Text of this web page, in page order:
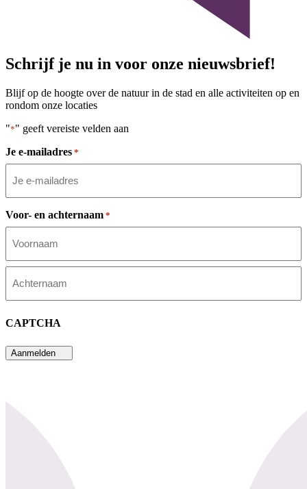
Schrijf je nu in voor onze nieuwsbrief!
Blijf op de hoogte over de natuur in de stad en alle activiteiten op en
rondom onze locaties
"*" geeft vereiste velden aan
Je e-mailadres *
Voor- en achternaam *
Voornaam
CAPTCHA
Aanmelden